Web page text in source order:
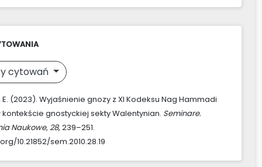
cytowań
(2023). Wyjaśnienie gnozy z XI Kodeksu Nag Hammadi
kontekście gnostyckiej sekty Walentynian. Seminare.
Naukowe, 28, 239–251.
10.21852/sem.2010.28.19